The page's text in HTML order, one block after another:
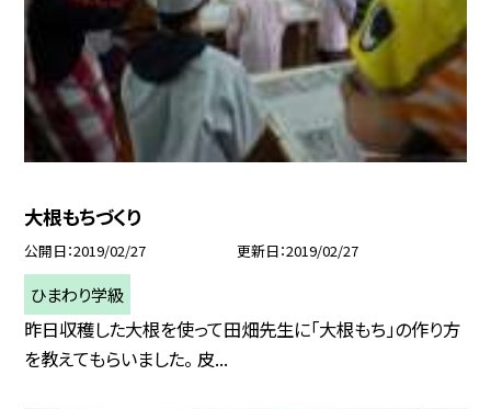
大根もちづくり
公開日 2019/02/27 更新日 2019/02/27
ひまわり学級
昨日収穫した大根を使って田畑先生に「大根もち」の作り方
を教えてもらいました。 皮...